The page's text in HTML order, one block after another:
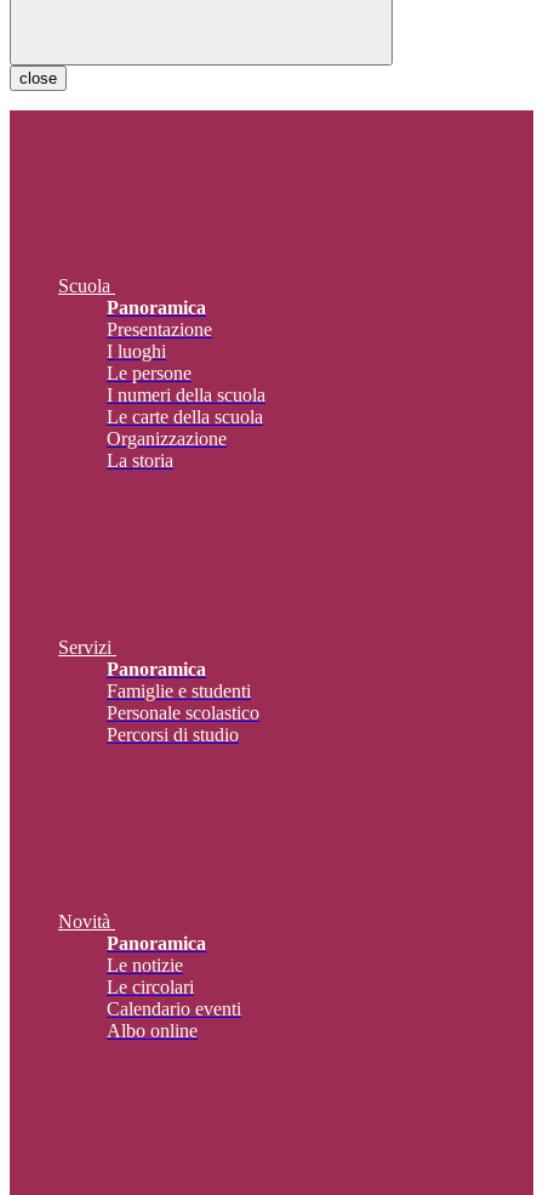
close
Scuola
Panoramica
Presentazione
I luoghi
Le persone
I numeri della scuola
Le carte della scuola
Organizzazione
La storia
Servizi
Panoramica
Famiglie e studenti
Personale scolastico
Percorsi di studio
Novità
Panoramica
Le notizie
Le circolari
Calendario eventi
Albo online